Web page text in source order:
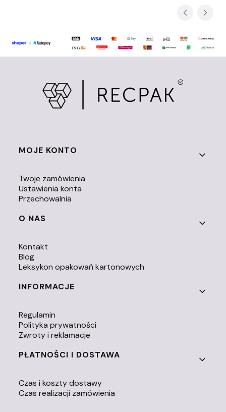
Linki w stopce
MOJE KONTO
Twoje zamówienia
Ustawienia konta
Przechowalnia
O NAS
Kontakt
Blog
Leksykon opakowań kartonowych
INFORMACJE
Regulamin
Polityka prywatności
Zwroty i reklamacje
PŁATNOŚCI I DOSTAWA
Czas i koszty dostawy
Czas realizacji zamówienia